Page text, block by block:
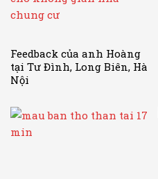
Feedback của anh Hoàng
tại Tư Đình, Long Biên, Hà
Nội